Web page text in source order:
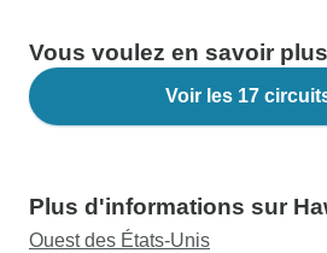
Vous voulez en savoir
Voir les 17
Plus d'informations sur
Ouest des États-Unis